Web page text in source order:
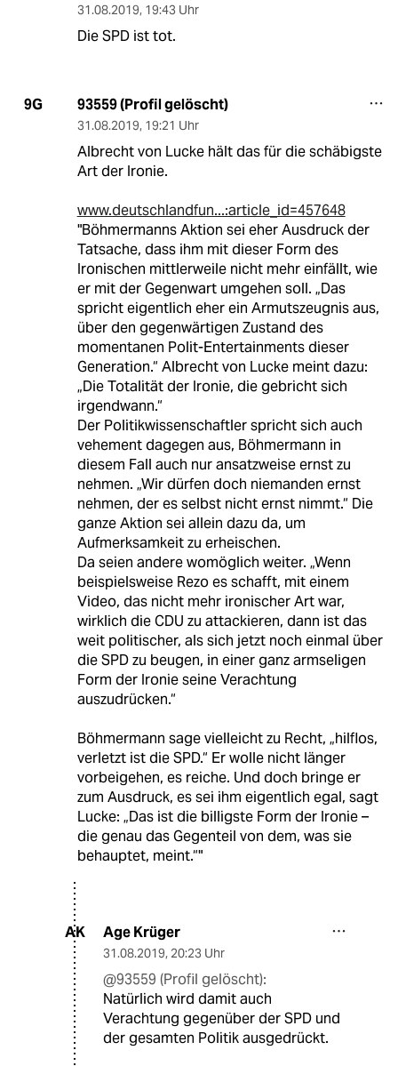
31.08.2019, 19:43 Uhr
Die SPD ist tot.
9G 93559 (Profil gelöscht)
31.08.2019, 19:21 Uhr
Albrecht von Lucke hält das für die schäbigste
Art der Ironie.
www.deutschlandfun...:article_id=457648
"Böhmermanns Aktion sei eher Ausdruck der
Tatsache, dass ihm mit dieser Form des
Ironischen mittlerweile nicht mehr einfällt, wie
er mit der Gegenwart umgehen soll. „Das
spricht eigentlich eher ein Armutszeugnis aus,
über den gegenwärtigen Zustand des
momentanen Polit-Entertainments dieser
Generation.“ Albrecht von Lucke meint dazu:
„Die Totalität der Ironie, die gebricht sich
irgendwann.“
Der Politikwissenschaftler spricht sich auch
vehement dagegen aus, Böhmermann in
diesem Fall auch nur ansatzweise ernst zu
nehmen. „Wir dürfen doch niemanden ernst
nehmen, der es selbst nicht ernst nimmt.“ Die
ganze Aktion sei allein dazu da, um
Aufmerksamkeit zu erheischen.
Da seien andere womöglich weiter. „Wenn
beispielsweise Rezo es schafft, mit einem
Video, das nicht mehr ironischer Art war,
wirklich die CDU zu attackieren, dann ist das
weit politischer, als sich jetzt noch einmal über
die SPD zu beugen, in einer ganz armseligen
Form der Ironie seine Verachtung
auszudrücken.“
Böhmermann sage vielleicht zu Recht, „hilflos,
verletzt ist die SPD.“ Er wolle nicht länger
vorbeigehen, es reiche. Und doch bringe er
zum Ausdruck, es sei ihm eigentlich egal, sagt
Lucke: „Das ist die billigste Form der Ironie –
die genau das Gegenteil von dem, was sie
behauptet, meint.“"
AK Age Krüger
31.08.2019, 20:23 Uhr
@93559 (Profil gelöscht):
Natürlich wird damit auch
Verachtung gegenüber der SPD und
der gesamten Politik ausgedrückt.